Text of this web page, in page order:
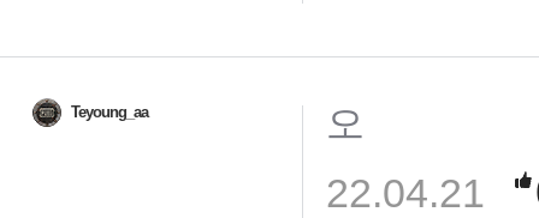
Teyoung_aa 오
22.04.21